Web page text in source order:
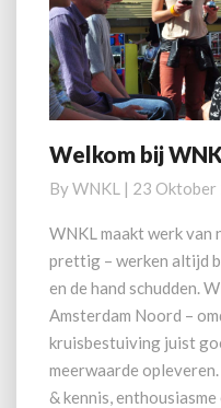
favoriet?
Welkom
WNKL!
Welkom bij
ByWNKL | 23 Oktober
WNKL maakt werk van
prettig – werken altijd
en de hand schudden.
Amsterdam Noord –
kruisbestuiving juist
meerwaarde
& kennis,